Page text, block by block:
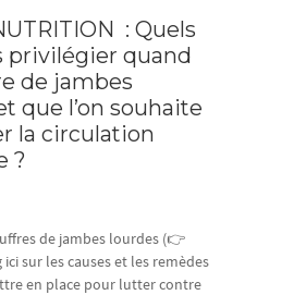
: Quels
privilégier quand
de jambes
que l’on souhaite
la circulation
?
de jambes lourdes (👉
sur les causes et les remèdes
en place pour lutter contre